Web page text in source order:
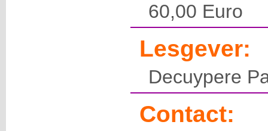
60,00 Euro
Lesgever:
Decuypere
Contact: